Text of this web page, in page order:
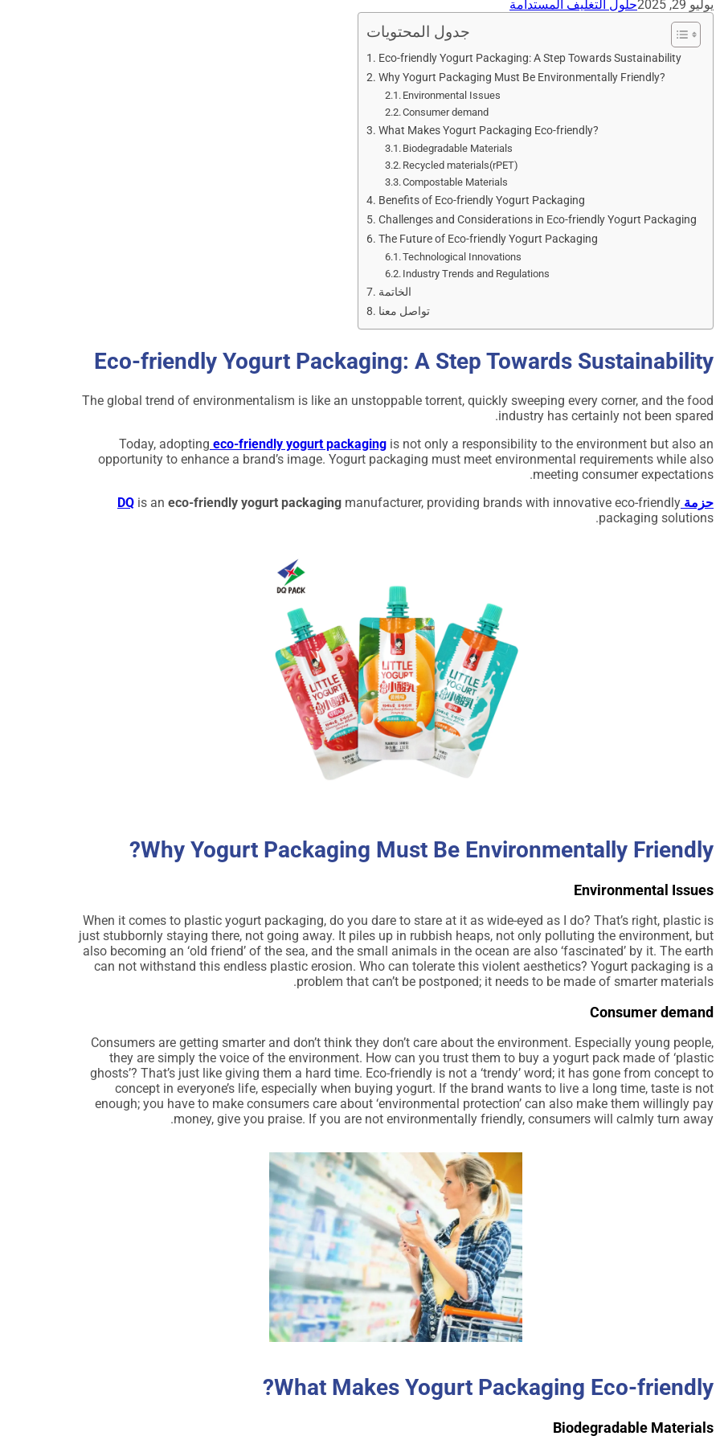
يوليو 29, 2025 حلول التغليف المستدامة
جدول المحتويات
Eco-friendly Yogurt Packaging: A Step Towards Sustainability
Why Yogurt Packaging Must Be Environmentally Friendly?
Environmental Issues
Consumer demand
What Makes Yogurt Packaging Eco-friendly?
Biodegradable Materials
Recycled materials(rPET)
Compostable Materials
Benefits of Eco-friendly Yogurt Packaging
Challenges and Considerations in Eco-friendly Yogurt Packaging
The Future of Eco-friendly Yogurt Packaging
Technological Innovations
Industry Trends and Regulations
الخاتمة
تواصل معنا
Eco-friendly Yogurt Packaging: A Step Towards Sustainability
The global trend of environmentalism is like an unstoppable torrent, quickly sweeping every corner, and the food
industry has certainly not been spared.
Today, adopting eco-friendly yogurt packaging is not only a responsibility to the environment but also an
opportunity to enhance a brand’s image. Yogurt packaging must meet environmental requirements while also
meeting consumer expectations.
حزمة DQ
is an eco-friendly yogurt packaging manufacturer, providing brands with innovative eco-friendly
packaging solutions.
Why Yogurt Packaging Must Be Environmentally Friendly?
Environmental Issues
When it comes to plastic yogurt packaging, do you dare to stare at it as wide-eyed as I do? That’s right, plastic is
just stubbornly staying there, not going away. It piles up in rubbish heaps, not only polluting the environment, but
also becoming an ‘old friend’ of the sea, and the small animals in the ocean are also ‘fascinated’ by it. The earth
can not withstand this endless plastic erosion. Who can tolerate this violent aesthetics? Yogurt packaging is a
problem that can’t be postponed; it needs to be made of smarter materials.
Consumer demand
Consumers are getting smarter and don’t think they don’t care about the environment. Especially young people,
they are simply the voice of the environment. How can you trust them to buy a yogurt pack made of ‘plastic
ghosts’? That’s just like giving them a hard time. Eco-friendly is not a ‘trendy’ word; it has gone from concept to
concept in everyone’s life, especially when buying yogurt. If the brand wants to live a long time, taste is not
enough; you have to make consumers care about ‘environmental protection’ can also make them willingly pay
money, give you praise. If you are not environmentally friendly, consumers will calmly turn away.
What Makes Yogurt Packaging Eco-friendly?
Biodegradable Materials